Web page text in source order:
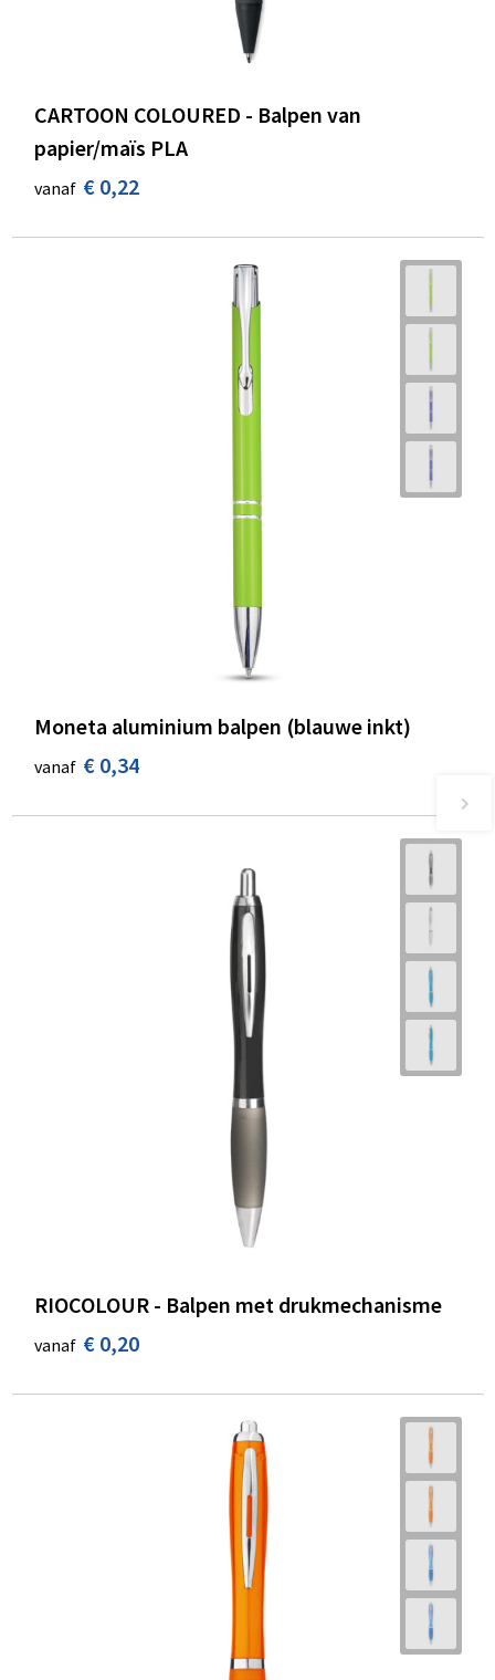
CARTOON COLOURED - Balpen van
papier/maïs PLA
vanaf € 0,22
Moneta aluminium balpen (blauwe inkt)
vanaf € 0,34
RIOCOLOUR - Balpen met drukmechanisme
vanaf € 0,20